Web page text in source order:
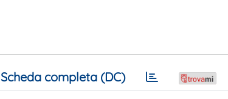
Scheda completa (DC)